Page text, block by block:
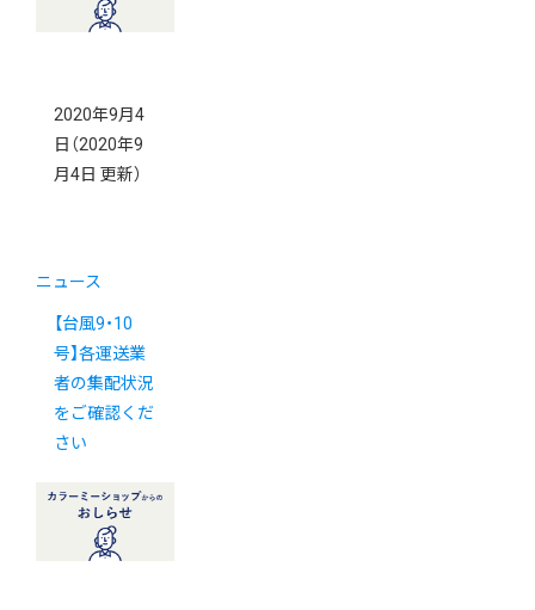
2020年9月4
日 （2020年9
月4日 更新）
ニュース
【台風9・10
号】各運送業
者の集配状況
をご確認くだ
さい